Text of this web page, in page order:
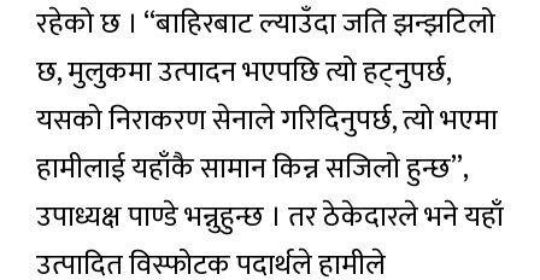
रहेको छ । “बाहिरबाट ल्याउँदा जति झन्झटिलो
छ, मुलुकमा उत्पादन भएपछि त्यो हट्नुपर्छ,
यसको निराकरण सेनाले गरिदिनुपर्छ, त्यो भएमा
हामीलाई यहाँकै सामान किन्न सजिलो हुन्छ”,
उपाध्यक्ष पाण्डे भन्नुहुन्छ । तर ठेकेदारले भने यहाँ
उत्पादित विस्फोटक पदार्थले हामीले